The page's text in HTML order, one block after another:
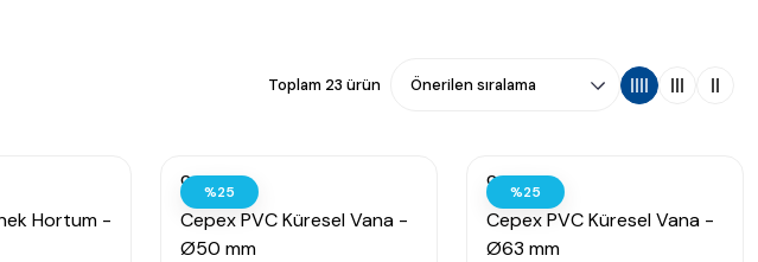
Toplam 23 ürün
Hortum -
%25
Cepex
Cepex PVC Küresel Vana -
Ø50 mm
%25
Cepex
Cepex PVC Küresel Vana -
Ø63 mm